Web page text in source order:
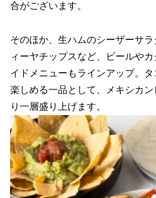
合がございます。
そのほか、生ハムのシーザーサ
ィーヤチップスなど、ビールや
イドメニューもラインアップ。
楽しめる一品として、メキシカ
り一層盛り上げます。